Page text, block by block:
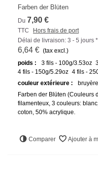
Farben der Blüten
Du 7,90 €
TTC
Hors frais de port
Délai de livraison: 3 - 5 jours *
6,64 € (tax excl.)
poids :
3 fils - 100g/3.53oz
4 fils - 150g/5.29oz 4 fils -
couleur extérieure :
Farben der Blüten (Couleurs
filamenteux, 3 couleurs:
coton, 50% acrylique.
Comparer Ajouter à